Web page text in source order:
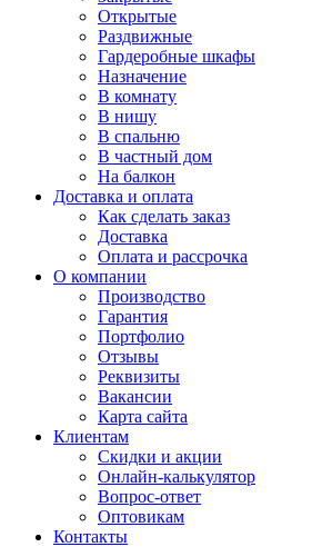
Открытые
Раздвижные
Гардеробные шкафы
Назначение
В комнату
В нишу
В спальню
В частный дом
На балкон
Доставка и оплата
Как сделать заказ
Доставка
Оплата и рассрочка
О компании
Производство
Гарантия
Портфолио
Отзывы
Реквизиты
Вакансии
Карта сайта
Клиентам
Скидки и акции
Онлайн-калькулятор
Вопрос-ответ
Оптовикам
Контакты